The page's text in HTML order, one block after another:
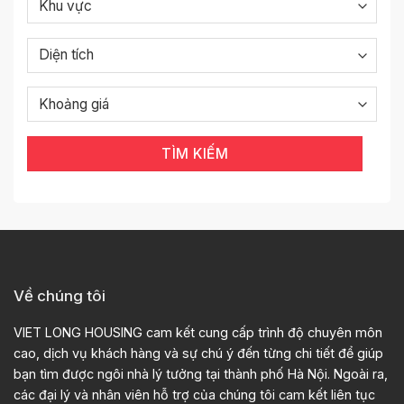
TÌM KIẾM
Về chúng tôi
VIET LONG HOUSING cam kết cung cấp trình độ chuyên môn
cao, dịch vụ khách hàng và sự chú ý đến từng chi tiết để giúp
bạn tìm được ngôi nhà lý tưởng tại thành phố Hà Nội. Ngoài ra,
các đại lý và nhân viên hỗ trợ của chúng tôi cam kết liên tục